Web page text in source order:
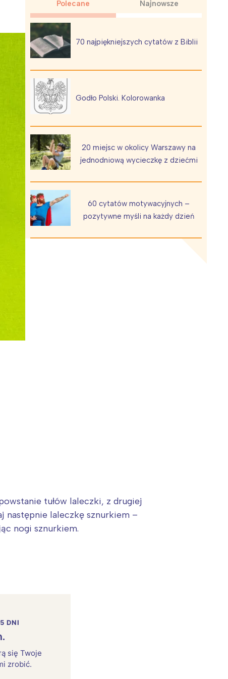
Polecane Najnowsze
70 najpiękniejszych cytatów z Biblii
Godło Polski. Kolorowanka
20 miejsc w okolicy Warszawy na
jednodniową wycieczkę z dziećmi
60 cytatów motywacyjnych –
pozytywne myśli na każdy dzień
tułów laleczki, z drugiej
następnie laleczkę sznurkiem –
nogi sznurkiem.
DNI
się Twoje
zrobić.